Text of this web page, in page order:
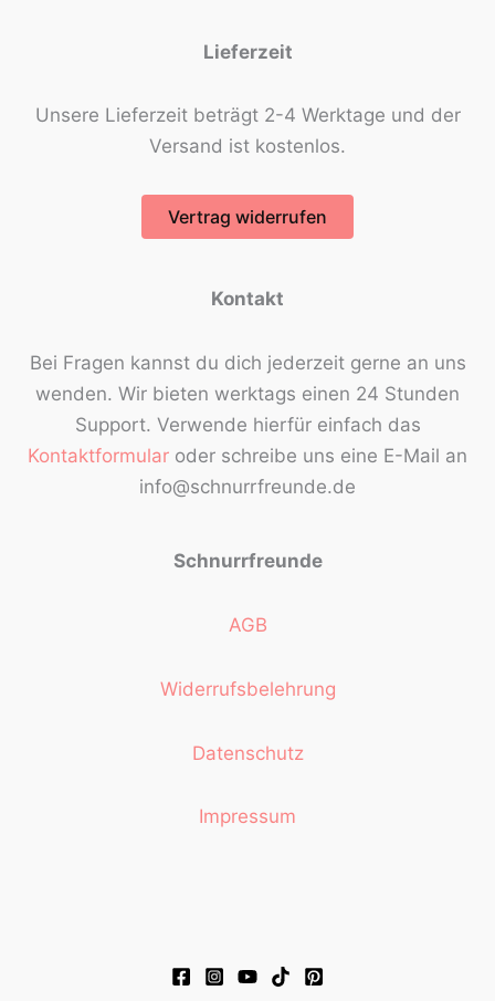
Lieferzeit
Unsere Lieferzeit beträgt 2-4 Werktage und der
Versand ist kostenlos.
Vertrag widerrufen
Kontakt
Bei Fragen kannst du dich jederzeit gerne an uns
wenden. Wir bieten werktags einen 24 Stunden
Support. Verwende hierfür einfach das
Kontaktformular oder schreibe uns eine E-Mail an
info@schnurrfreunde.de
Schnurrfreunde
AGB
Widerrufsbelehrung
Datenschutz
Impressum